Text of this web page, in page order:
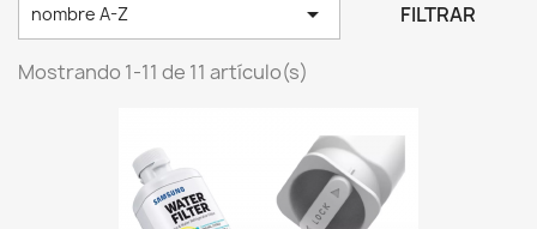
nombre A-Z  FILTRAR
Mostrando 1-11 de 11 artículo(s)